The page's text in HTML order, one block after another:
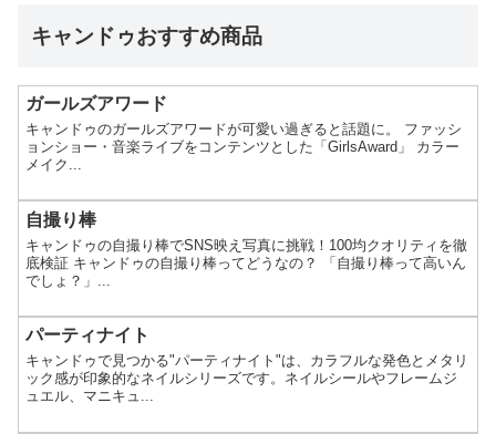
キャンドゥおすすめ商品
ガールズアワード
キャンドゥのガールズアワードが可愛い過ぎると話題に。 ファッシ
ョンショー・音楽ライブをコンテンツとした「GirlsAward」 カラー
メイク...
自撮り棒
キャンドゥの自撮り棒でSNS映え写真に挑戦！100均クオリティを徹
底検証 キャンドゥの自撮り棒ってどうなの？ 「自撮り棒って高いん
でしょ？」...
パーティナイト
キャンドゥで見つかる"パーティナイト"は、カラフルな発色とメタリ
ック感が印象的なネイルシリーズです。ネイルシールやフレームジ
ュエル、マニキュ...